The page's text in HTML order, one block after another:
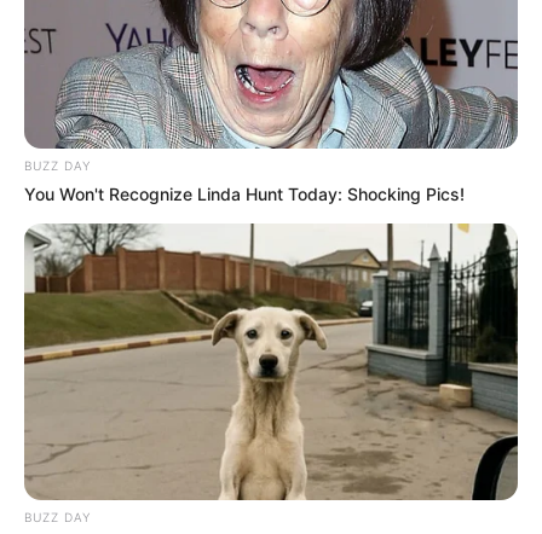
Découvrez le Cheval du jour
BUZZ DAY
You Won't Recognize Linda Hunt Today: Shocking Pics!
BUZZ DAY